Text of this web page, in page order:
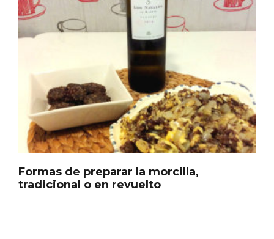
Formas de preparar la morcilla,
tradicional o en revuelto
Belén segoviano, otra escusa más para
visitar Sepúlveda estas Navidades